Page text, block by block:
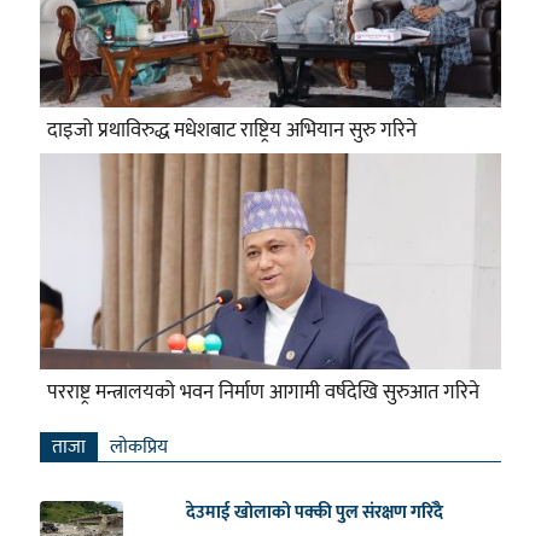
दाइजो प्रथाविरुद्ध मधेशबाट राष्ट्रिय अभियान सुरु गरिने
परराष्ट्र मन्त्रालयको भवन निर्माण आगामी वर्षदेखि सुरुआत गरिने
ताजा लाेकप्रिय
देउमाई खोलाको पक्की पुल संरक्षण गरिँदै